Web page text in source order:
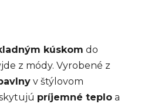
kúskom do
z módy. Vyrobené z
v štýlovom
príjemné teplo a